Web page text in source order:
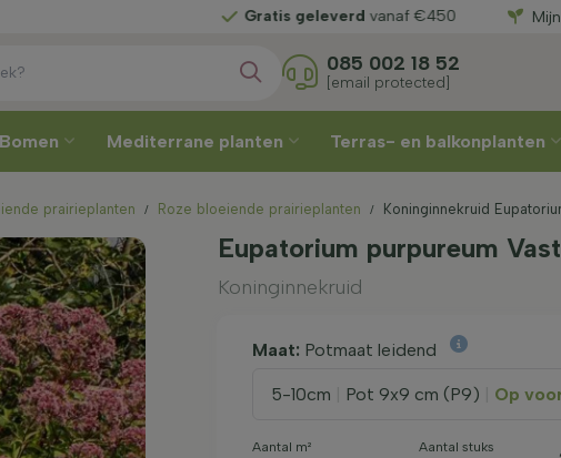
Gratis geleverdvanaf €450
085 002 18 52
[email protected]
Bomen Mediterrane planten Terras- en balkonplanten
prairieplanten Roze bloeiende prairieplanten Koninginnekruid
Eupatorium purpureum
Koninginnekruid
Maat: Potmaat leidend
5-10cm Pot 9x9 cm (P9) Op
Aantal m² Aantal stuks